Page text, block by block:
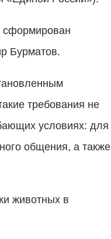
сформирован
Бурматов.
требования не
условиях: для
общения, а также
животных в